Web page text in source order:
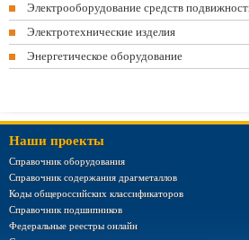
Электрооборудование средств
Электротехнические изделия
Энергетическое оборудование
Наши проекты
Справочник оборудования
Справочник содержания драгметаллов
Коды общероссийских классификаторов
Справочник подшипников
Федеральные реестры онлайн